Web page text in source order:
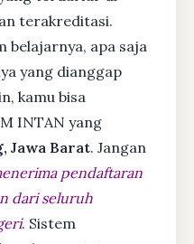
terakreditasi.
belajarnya, apa saja
yang dianggap
kamu bisa
INTAN yang
Jawa Barat. Jangan
pendaftaran
dari seluruh
. Sistem